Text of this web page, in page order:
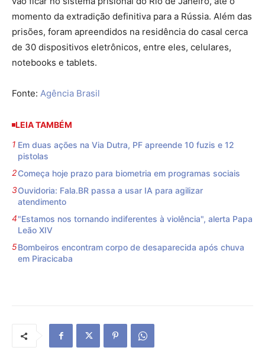
momento da extradição definitiva para a Rússia. Além das
prisões, foram apreendidos na residência do casal cerca
de 30 dispositivos eletrônicos, entre eles, celulares,
notebooks e tablets.
Fonte: Agência Brasil
LEIA TAMBÉM
Em duas ações na Via Dutra, PF apreende 10 fuzis e 12
pistolas
Começa hoje prazo para biometria em programas sociais
Ouvidoria: Fala.BR passa a usar IA para agilizar
atendimento
"Estamos nos tornando indiferentes à violência", alerta Papa
Leão XIV
Bombeiros encontram corpo de desaparecida após chuva
em Piracicaba